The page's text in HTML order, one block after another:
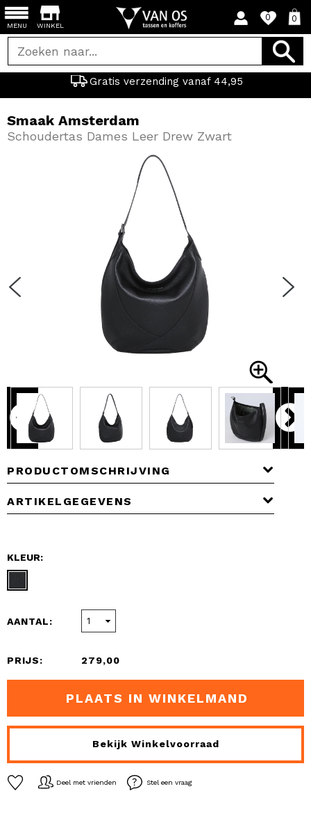
WINKEL
0 0
Gratis verzending vanaf 44,95
MENU
PRODUCTOMSCHRIJVING
ARTIKELGEGEVENS
Smaak Amsterdam
Schoudertas Dames Leer Drew Zwart
KLEUR:
AANTAL:
PRIJS: 279,00
PLAATS IN WINKELMAND
Bekijk Winkelvoorraad
Deel met vrienden Stel een vraag